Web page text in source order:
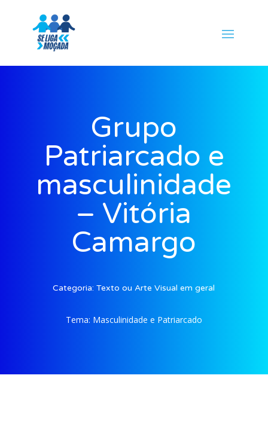
Grupo
Patriarcado e
masculinidade
– Vitória
Camargo
Categoria:Texto ou Arte Visual em geral
Tema: Masculinidade e Patriarcado